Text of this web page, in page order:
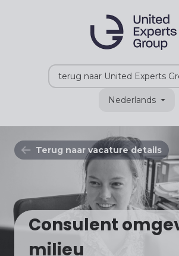
terug naar United Experts
Nederlands
Terug naar vacature details
Consulent
milieu